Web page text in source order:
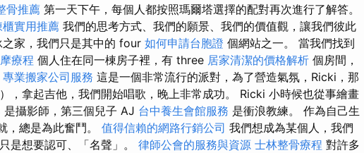
骨推薦 第一天下午，每個人都按照瑪爾塔選擇的配對再次進行了解答。
櫃實用推薦 我們的思考方式、我們的願景、我們的價值觀，讓我們彼此
家，我們只是其中的 four 如何申請台胞證 個網站之一。 當我們找到
療程 個人住在同一棟房子裡，有 three 居家清潔的價格解析 個房間，
專業搬家公司服務 這是一個非常流行的派對，為了營造氣氛，Ricki，那
，拿起吉他，我們開始唱歌，晚上非常成功。 Ricki 小時候也從事繪畫
是攝影師，第三個兒子 AJ 台中養生會館服務 是衝浪教練。 作為自己生
，總是為此奮鬥。 值得信賴的網路行銷公司 我們想成為某個人，我們
是想要認可、「名聲」。 律師公會的服務與資源 士林整骨療程 對許多